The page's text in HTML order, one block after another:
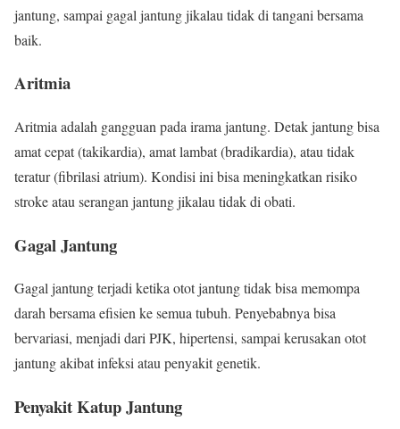
jantung, sampai gagal jantung jikalau tidak di tangani bersama
baik.
Aritmia
Aritmia adalah gangguan pada irama jantung. Detak jantung bisa
amat cepat (takikardia), amat lambat (bradikardia), atau tidak
teratur (fibrilasi atrium). Kondisi ini bisa meningkatkan risiko
stroke atau serangan jantung jikalau tidak di obati.
Gagal Jantung
Gagal jantung terjadi ketika otot jantung tidak bisa memompa
darah bersama efisien ke semua tubuh. Penyebabnya bisa
bervariasi, menjadi dari PJK, hipertensi, sampai kerusakan otot
jantung akibat infeksi atau penyakit genetik.
Penyakit Katup Jantung